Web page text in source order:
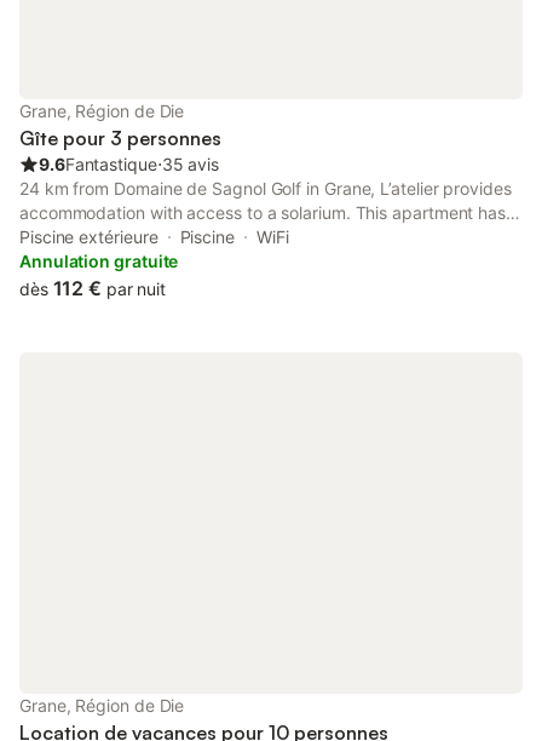
Grane, Région de Die
Gîte pour 3 personnes
9.6Fantastique⋅35 avis
24 km from Domaine de Sagnol Golf in Grane, L’atelier provides
accommodation with access to a solarium. This apartment has a
private pool, a garden, barbecue facilities, free WiFi and free
private parking.
Piscine extérieure Piscine
WiFi
Annulation gratuite
dès 112 € par nuit
Grane, Région de Die
Location de vacances pour 10 personnes